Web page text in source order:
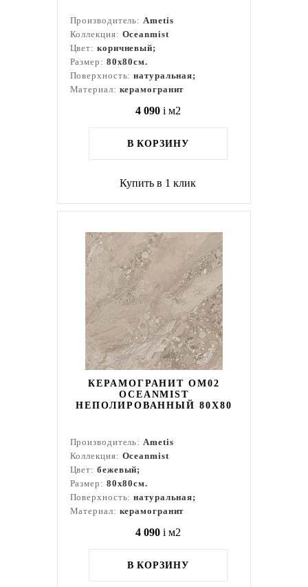
Производитель:Ametis
Коллекция: Oceanmist
Цвет: коричневый;
Размер: 80x80см.
Поверхность:натуральная;
Материал: керамогранит
4 090 i м2
В КОРЗИНУ
Купить в 1 клик
КЕРАМОГРАНИТ OM02
OCEANMIST
НЕПОЛИРОВАННЫЙ 80X80
Производитель:Ametis
Коллекция: Oceanmist
Цвет: бежевый;
Размер: 80x80см.
Поверхность:натуральная;
Материал: керамогранит
4 090 i м2
В КОРЗИНУ